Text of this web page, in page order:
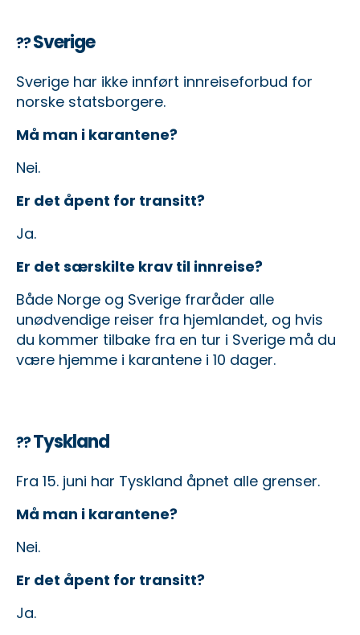
??Sverige
Sverige har ikke innført innreiseforbud for
norske statsborgere.
Må man i karantene?
Nei.
Er det åpent for transitt?
Ja.
Er det særskilte krav til innreise?
Både Norge og Sverige fraråder alle
unødvendige reiser fra hjemlandet, og hvis
du kommer tilbake fra en tur i Sverige må du
være hjemme i karantene i 10 dager.
??Tyskland
Fra 15. juni har Tyskland åpnet alle grenser.
Må man i karantene?
Nei.
Er det åpent for transitt?
Ja.